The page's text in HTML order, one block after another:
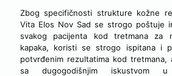
Zbog specifičnosti strukture kožne
Vita Elos Nov Sad se strogo poštuje
svakog pacijenta kod tretmana za
kapaka, koristi se strogo ispitana i
potvrđenim rezultatima kod tretmana,
sa dugogodišnjim iskustvom